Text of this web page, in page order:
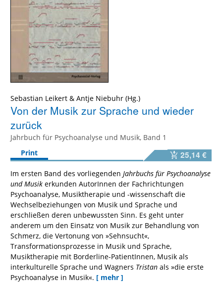
Sebastian Leikert & Antje Niebuhr
Von der Musik zur Sprache und wieder
zurück
Jahrbuch für Psychoanalyse und Musik, Band 1
Print
25,14 €
Im ersten Band des vorliegenden Jahrbuchs für Psychoanalyse
und Musik erkunden AutorInnen der Fachrichtungen
Psychoanalyse, Musiktherapie und -wissenschaft die
Wechselbeziehungen von Musik und Sprache und
erschließen deren unbewussten Sinn. Es geht unter
anderem um den Einsatz von Musik zur Behandlung von
Schmerz, die Vertonung von »Sehnsucht«,
Transformationsprozesse in Musik und Sprache,
Musiktherapie mit Borderline-PatientInnen, Musik als
interkulturelle Sprache und Wagners Tristan als »die erste
Psychoanalyse in Musik«. [ mehr ]